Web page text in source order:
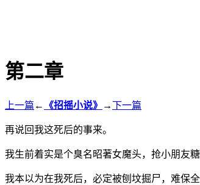
第二章
上一篇 ← 《招摇小说》 →下一篇
再说回我这死后的事来。
我生前着实是个臭名昭著女魔头，抢小朋友
我本以为在我死后，必定被刨坟掘尸，难保